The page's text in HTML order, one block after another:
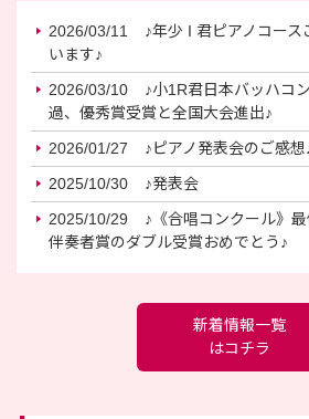
2026/03/11
♪年少 I 君ピアノコー
います♪
2026/03/10
♪小1R君日本バッハコ
過、優秀賞受賞と全国大会進出♪
2026/01/27
♪ピアノ発表会のご感想
2025/10/30
♪発表会
2025/10/29
♪《合唱コンクール》
伴奏者賞のダブル受賞おめでとう♪
新着情報一覧
はコチラ